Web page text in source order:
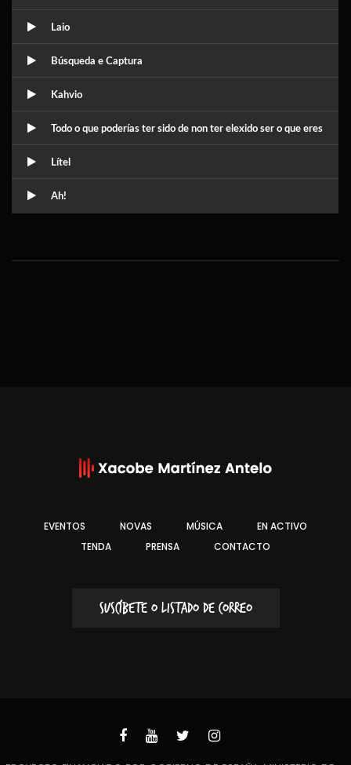
Laio
Búsqueda e Captura
Kahvio
Todo o que poderías ter sido de non ter elexido ser o que eres
Lítel
Ah!
EVENTOS NOVAS MÚSICA
EN ACTIVO
TENDA
PRENSA CONTACTO
SUSCÍBETE O LISTADO DE CORREO